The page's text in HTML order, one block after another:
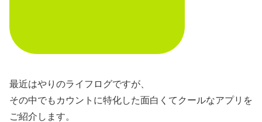
最近はやりのライフログですが、
その中でもカウントに特化した面白くてクールなアプリを
ご紹介します。